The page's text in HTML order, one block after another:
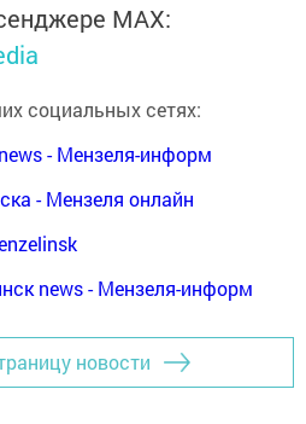
MАХ:
социальных сетях:
- Мензеля-информ
- Мензеля онлайн
news - Мензеля-информ
новости